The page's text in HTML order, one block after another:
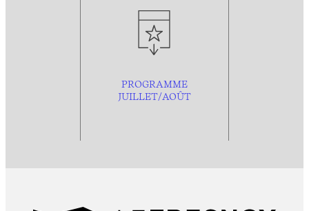
PROGRAMME
JUILLET/AOÛT